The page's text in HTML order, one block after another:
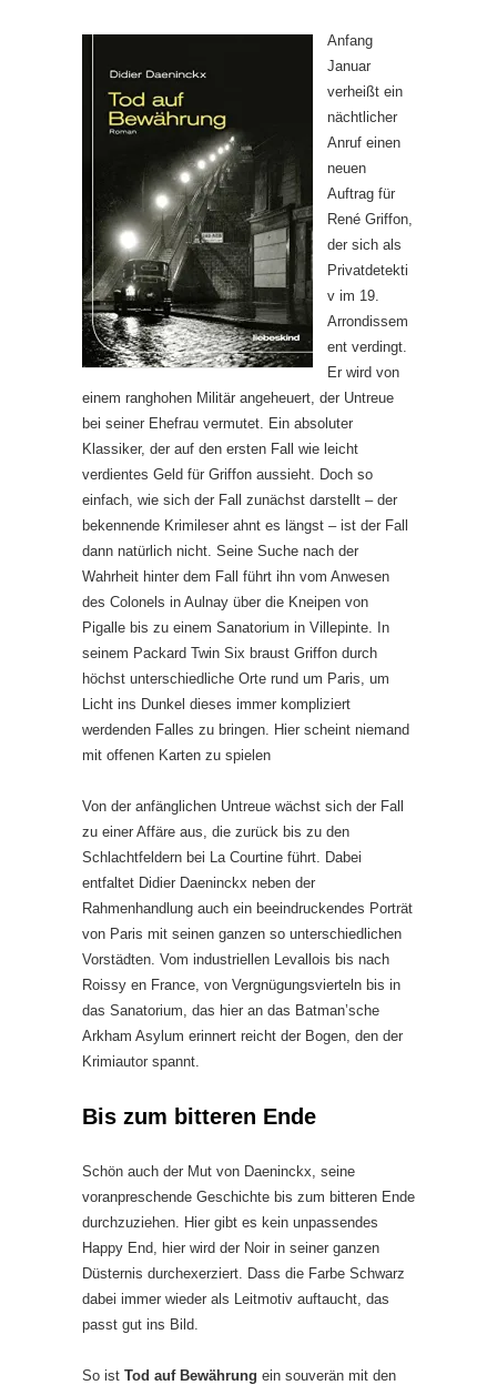
Anfang
Januar
verheißt ein
nächtlicher
Anruf einen
neuen
Auftrag für
René Griffon,
der sich als
Privatdetekti
v im 19.
Arrondissem
ent verdingt.
Er wird von
einem ranghohen Militär angeheuert, der Untreue
bei seiner Ehefrau vermutet. Ein absoluter
Klassiker, der auf den ersten Fall wie leicht
verdientes Geld für Griffon aussieht. Doch so
einfach, wie sich der Fall zunächst darstellt – der
bekennende Krimileser ahnt es längst – ist der Fall
dann natürlich nicht. Seine Suche nach der
Wahrheit hinter dem Fall führt ihn vom Anwesen
des Colonels in Aulnay über die Kneipen von
Pigalle bis zu einem Sanatorium in Villepinte. In
seinem Packard Twin Six braust Griffon durch
höchst unterschiedliche Orte rund um Paris, um
Licht ins Dunkel dieses immer kompliziert
werdenden Falles zu bringen. Hier scheint niemand
mit offenen Karten zu spielen
Von der anfänglichen Untreue wächst sich der Fall
zu einer Affäre aus, die zurück bis zu den
Schlachtfeldern bei La Courtine führt. Dabei
entfaltet Didier Daeninckx neben der
Rahmenhandlung auch ein beeindruckendes Porträt
von Paris mit seinen ganzen so unterschiedlichen
Vorstädten. Vom industriellen Levallois bis nach
Roissy en France, von Vergnügungsvierteln bis in
das Sanatorium, das hier an das Batman’sche
Arkham Asylum erinnert reicht der Bogen, den der
Krimiautor spannt.
Bis zum bitteren Ende
Schön auch der Mut von Daeninckx, seine
voranpreschende Geschichte bis zum bitteren Ende
durchzuziehen. Hier gibt es kein unpassendes
Happy End, hier wird der Noir in seiner ganzen
Düsternis durchexerziert. Dass die Farbe Schwarz
dabei immer wieder als Leitmotiv auftaucht, das
passt gut ins Bild.
So ist Tod auf Bewährung ein souverän mit den